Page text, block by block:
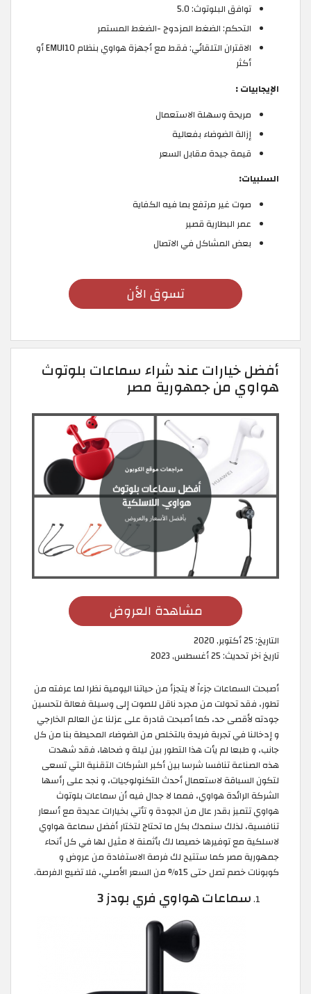
توافق البلوتوث: 5.0
التحكم: الضغط المزدوج -الضغط المستمر
الاقتران التلقائي: فقط مع أجهزة هواوي بنظام EMUI10 أو
أكثر
الإيجابيات :
مريحة وسهلة الاستعمال
إزالة الضوضاء بفعالية
قيمة جيدة مقابل السعر
السلبيات:
صوت غير مرتفع بما فيه الكفاية
عمر البطارية قصير
بعض المشاكل في الاتصال
تسوق الأن
أفضل خيارات عند شراء سماعات بلوتوث
هواوي من جمهورية مصر
مشاهدة العروض
التاريخ:25 أكتوبر, 2020
تاريخ آخر تحديث:25 أغسطس, 2023
أصبحت السماعات جزءاً لا يتجزأ من حياتنا اليومية نظرا لما عرفته من
تطور، فقد تحولت من مجرد ناقل للصوت إلى وسيلة فعالة لتحسين
جودته لأقصى حد، كما أصبحت قادرة على عزلنا عن العالم الخارجي
و إدخالنا في تجربة فريدة بالتخلص من الضوضاء المحيطة بنا من كل
جانب، و طبعا لم يأت هذا التطور بين ليلة و ضحاها، فقد شهدت
هذه الصناعة تنافسا شرسا بين أكبر الشركات التقنية التي تسعى
لتكون السباقة لاستعمال أحدث التكنولوجيات، و نجد على رأسها
الشركة الرائدة هواوي، فمما لا جدال فيه أن سماعات بلوتوث
هواوي تتميز بقدر عال من الجودة و تأتي بخيارات عديدة مع أسعار
تنافسية، لذلك سنمدك بكل ما تحتاج لتختار أفضل سماعة هواوي
لاسلكية مع توفيرها خصيصا لك بأثمنة لا مثيل لها في كل أنحاء
جمهورية مصر كما ستتيح لك فرصة الاستفادة من عروض و
كوبونات خصم تصل حتى 15% من السعر الأصلي، فلا تضيع الفرصة.
سماعات هواوي فري بودز 3